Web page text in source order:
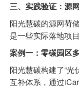
三、实践验证：源
阳光慧碳的源网荷
是一些实际落地项
案例一：零碳园区
阳光慧碳构建了“光
互补体系，通过